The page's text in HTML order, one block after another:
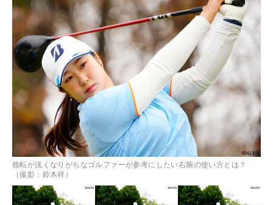
捻転が浅くなりがちなゴルファーが参考にしたい右腕の使い方とは？
（撮影：鈴木祥）